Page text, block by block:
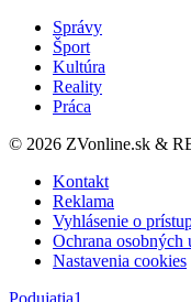
Správy
Šport
Kultúra
Reality
Práca
© 2026 ZVonline.sk &
Kontakt
Reklama
Vyhlásenie o
Ochrana osobných
Nastavenia cookies
Podujatia1